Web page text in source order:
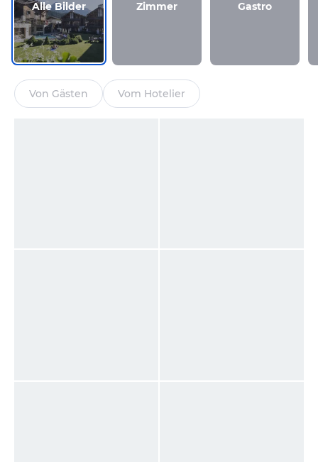
Alle Bilder Zimmer Gastro
Von Gästen Vom Hotelier